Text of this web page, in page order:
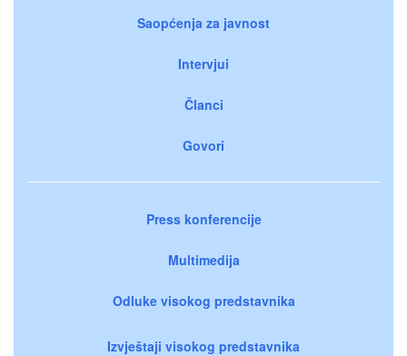
Saopćenja za javnost
Intervjui
Članci
Govori
Press konferencije
Multimedija
Odluke visokog predstavnika
Izvještaji visokog predstavnika